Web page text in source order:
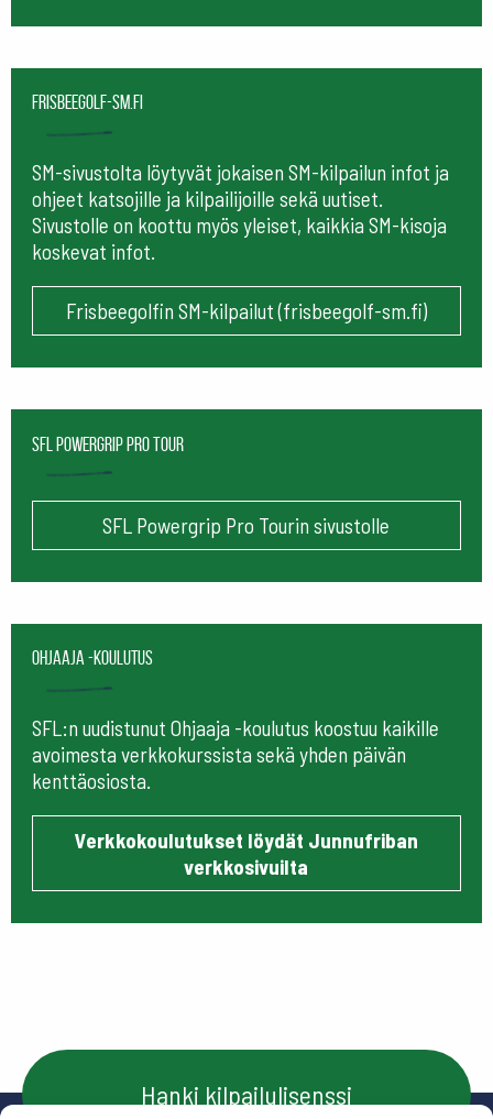
frisbeegolf-sm.fi
SM-sivustolta löytyvät jokaisen SM-kilpailun infot ja
ohjeet katsojille ja kilpailijoille sekä uutiset.
Sivustolle on koottu myös yleiset, kaikkia SM-kisoja
koskevat infot.
Frisbeegolfin SM-kilpailut (frisbeegolf-sm.fi)
SFL Powergrip Pro Tour
SFL Powergrip Pro Tourin sivustolle
Ohjaaja -koulutus
SFL:n uudistunut Ohjaaja -koulutus koostuu kaikille
avoimesta verkkokurssista sekä yhden päivän
kenttäosiosta.
Verkkokoulutukset löydät Junnufriban
verkkosivuilta
Hanki kilpailulisenssi